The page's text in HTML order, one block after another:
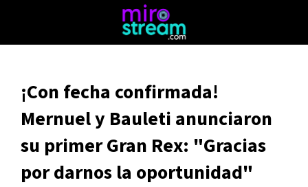
¡Con fecha confirmada!
Mernuel y Bauleti anunciaron
su primer Gran Rex: "Gracias
por darnos la oportunidad"